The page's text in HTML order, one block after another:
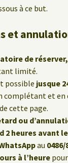
à ce but.
et
de réserver,
limité.
possible jusque
complétant et
cette page.
ou
2 heures avant
au 0486/
à l’heure